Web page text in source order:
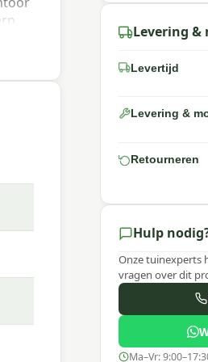
Levering &
Levertijd
Levering &
Retourneren
Hulp
Onze tuinexperts
vragen over dit
Ma–Vr: